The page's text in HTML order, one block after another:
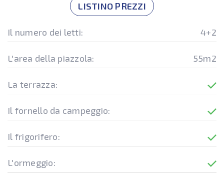
LISTINO PREZZI
Il numero dei letti: 4+2
L'area della piazzola: 55m2
La terrazza:
Il fornello da campeggio:
Il frigorifero:
L'ormeggio: